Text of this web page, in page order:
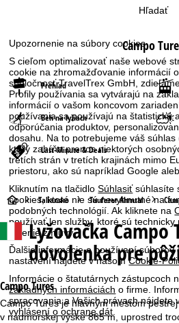
Upozornenie na súbory cookies
S cieľom optimalizovať naše webové
cookie na zhromažďovanie informácií
spoločnosť TravelTrex GmbH,
Profily používania sa vytvárajú na
informácií o vašom koncovom
používania sa používajú na štatistickú
odporúčania produktov,
dosahu. Na to potrebujeme váš súhlas
ktorý zahŕňa prenos niektorých
tretích strán v tretích krajinách mimo
priestoru, ako sú napríklad Google
Kliknutím na tlačidloSúhlasiťsúhlasíte
cookies, ktoré nie sú nevyhnutné na
podobných technológií. Ak kliknete na
používať len služby, ktoré sú
plnenie zmluvy.
Ďalšie informácie o používaní súborov
nastavení nájdete v našomCookie-
Informácie o štatutárnych zástupcoch
základných informáciách o firme.
spracovania a Vašich právach nájdete
vyhlásení o ochrane dát
Hľadať
Campo
Prehľad
Beh na lyžiach
Last-Minute & Deals
H
l
a
v
n
Taliansko Tauferer Ahrntal
LyžovačkaCampo
dovolenka pre
Campo Tures
Campo Tures je hlavným mestom
v nadmorskej výške 865 m, uprostred